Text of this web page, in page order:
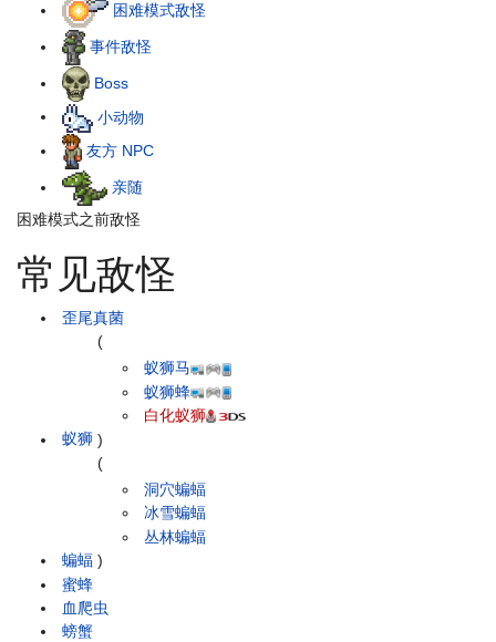
困难模式敌怪
事件敌怪
Boss
小动物
友方 NPC
亲随
困难模式之前敌怪
常见敌怪
歪尾真菌
蚁狮
(
蚁狮马
蚁狮蜂
白化蚁狮
)
蝙蝠
(
洞穴蝙蝠
冰雪蝙蝠
丛林蝙蝠
)
蜜蜂
血爬虫
螃蟹